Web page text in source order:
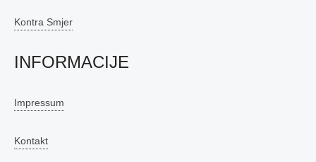
Kontra Smjer
INFORMACIJE
Impressum
Kontakt